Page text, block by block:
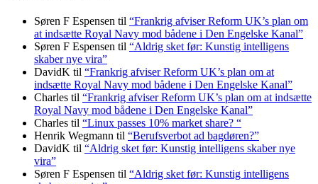
Søren F Espensen til “Frankrig afviser Reform UK’s plan om
at indsætte Royal Navy mod bådene i Den Engelske Kanal”
Søren F Espensen til “Aldrig sket før: Kunstig intelligens
skaber nye vira”
DavidK til “Frankrig afviser Reform UK’s plan om at
indsætte Royal Navy mod bådene i Den Engelske Kanal”
Charles til “Frankrig afviser Reform UK’s plan om at indsætte
Royal Navy mod bådene i Den Engelske Kanal”
Charles til “Linux passes 10% market share? “
Henrik Wegmann til “Berufsverbot ad bagdøren?”
DavidK til “Aldrig sket før: Kunstig intelligens skaber nye
vira”
Søren F Espensen til “Aldrig sket før: Kunstig intelligens